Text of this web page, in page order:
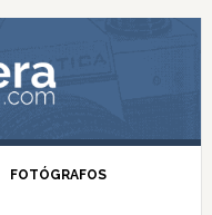
FOTÓGRAFOS